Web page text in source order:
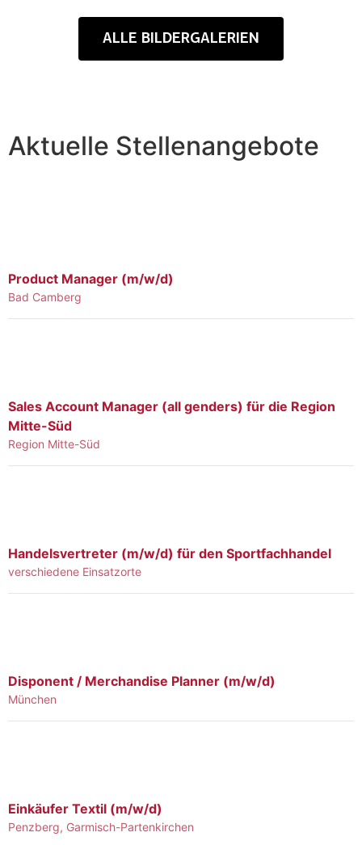
ALLE BILDERGALERIEN
Aktuelle Stellenangebote
Product Manager (m/w/d)
Bad Camberg
Sales Account Manager (all genders) für die Region
Mitte-Süd
Region Mitte-Süd
Handelsvertreter (m/w/d) für den Sportfachhandel
verschiedene Einsatzorte
Disponent / Merchandise Planner (m/w/d)
München
Einkäufer Textil (m/w/d)
Penzberg, Garmisch-Partenkirchen